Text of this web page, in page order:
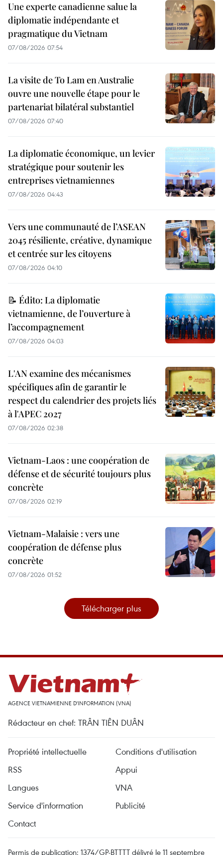
Une experte canadienne salue la
diplomatie indépendante et
pragmatique du Vietnam
07/08/2026 07:54
La visite de To Lam en Australie
ouvre une nouvelle étape pour le
partenariat bilatéral substantiel
07/08/2026 07:40
La diplomatie économique, un levier
stratégique pour soutenir les
entreprises vietnamiennes
07/08/2026 04:43
Vers une communauté de l’ASEAN
2045 résiliente, créative, dynamique
et centrée sur les citoyens
07/08/2026 04:10
📝 Édito: La diplomatie
vietnamienne, de l’ouverture à
l’accompagnement
07/08/2026 04:03
L'AN examine des mécanismes
spécifiques afin de garantir le
respect du calendrier des projets liés
à l'APEC 2027
07/08/2026 02:38
Vietnam-Laos : une coopération de
défense et de sécurité toujours plus
concrète
07/08/2026 02:19
Vietnam-Malaisie : vers une
coopération de défense plus
concrète
07/08/2026 01:52
Télécharger plus
AGENCE VIETNAMIENNE D'INFORMATION (VNA)
Rédacteur en chef: TRÂN TIÊN DUÂN
Propriété intellectuelle
Conditions d'utilisation
RSS
Appui
Langues
VNA
Service d'information
Publicité
Contact
Permis de publication: 1374/GP-BTTTT délivré le 11 septembre